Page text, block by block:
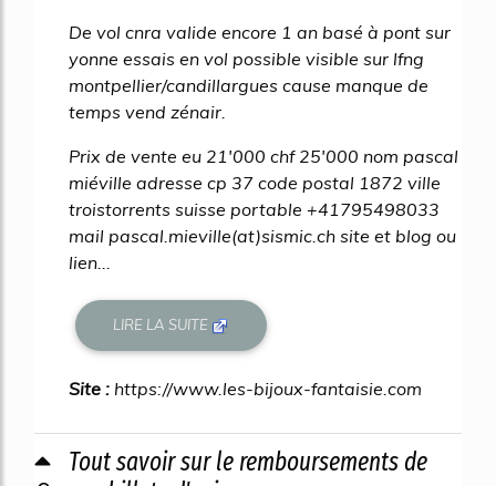
De vol cnra valide encore 1 an basé à pont sur
yonne essais en vol possible visible sur lfng
montpellier/candillargues cause manque de
temps vend zénair.
Prix de vente eu 21'000 chf 25'000 nom pascal
miéville adresse cp 37 code postal 1872 ville
troistorrents suisse portable +41795498033
mail pascal.mieville(at)sismic.ch site et blog ou
lien...
LIRE LA SUITE
Site : https://www.les-bijoux-fantaisie.com
Tout savoir sur le remboursements de